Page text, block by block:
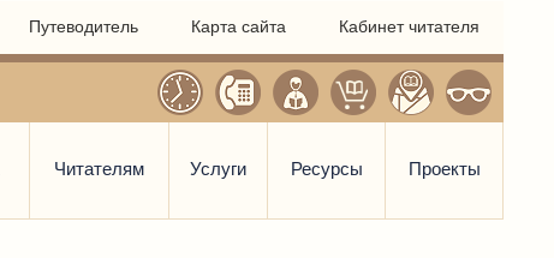
Путеводитель Карта сайта Кабинет читателя
Читателям Услуги Ресурсы Проекты